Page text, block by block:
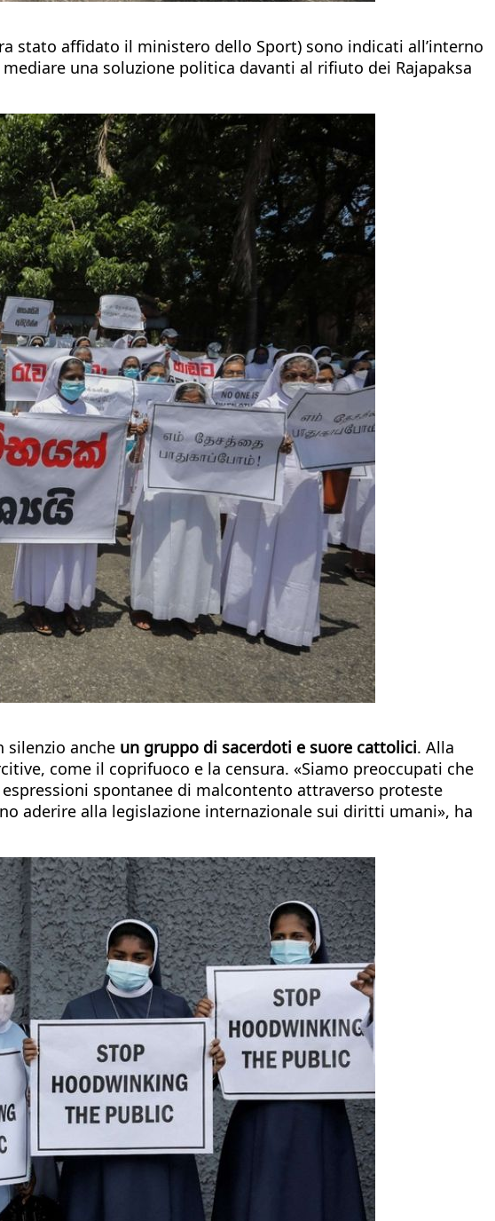
stato affidato il ministero dello Sport) sono indicati all’interno
una soluzione politica davanti al rifiuto dei Rajapaksa
silenzio anche un gruppo di sacerdoti e suore cattolici. Alla
come il coprifuoco e la censura. «Siamo preoccupati che
spontanee di malcontento attraverso proteste
aderire alla legislazione internazionale sui diritti umani», ha